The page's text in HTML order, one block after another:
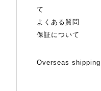
て
よくある質問
保証について
Overseas shipping